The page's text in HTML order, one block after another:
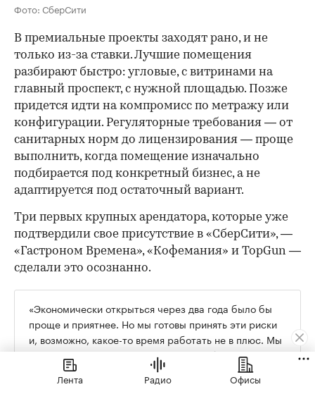
Фото: СберСити
В премиальные проекты заходят рано, и не
только из-за ставки. Лучшие помещения
разбирают быстро: угловые, с витринами на
главный проспект, с нужной площадью. Позже
придется идти на компромисс по метражу или
конфигурации. Регуляторные требования — от
санитарных норм до лицензирования — проще
выполнить, когда помещение изначально
подбирается под конкретный бизнес, а не
адаптируется под остаточный вариант.
Три первых крупных арендатора, которые уже
подтвердили свое присутствие в «СберСити», —
«Гастроном Времена», «Кофемания» и TopGun —
сделали это осознанно.
«Экономически открыться через два года было бы
проще и приятнее. Но мы готовы принять эти риски
и, возможно, какое-то время работать не в плюс. Мы
рассматриваем это как инвестиции в будущее», —
говорит Андрей Яковлев из «Гастронома Времена».
Лента Радио Офисы